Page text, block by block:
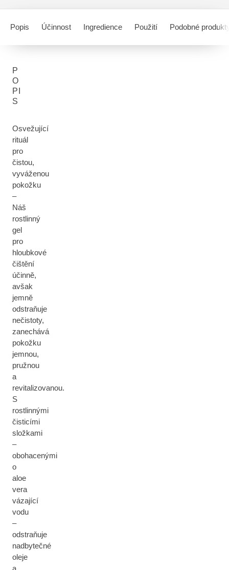
Popis Účinnost Ingredience Použití Podobné
P
O
PI
S
Osvežující
rituál
pro
čistou,
vyváženou
pokožku
–
Náš
rostlinný
gel
pro
hloubkové
čištění
účinně,
avšak
jemně
odstraňuje
nečistoty,
zanechává
pokožku
jemnou,
pružnou
a
revitalizovanou.
S
rostlinnými
čisticími
složkami
–
obohacenými
o
aloe
vera
vázající
vodu
–
odstraňuje
nadbytečné
oleje
a